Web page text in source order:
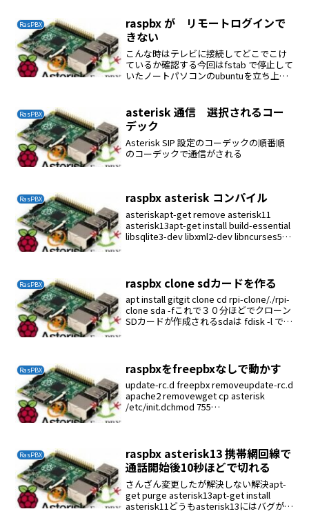
RasPBX
raspbx が リモートログインで
きない
こんな時はテレビに接続してどこでこけ
ているか確認する今回はfstab で停止して
いたノートパソコンのubuntuを立ち上げ
RasPBX
asterisk 通信 選択されるコー
デック
Asterisk SIP 設定のコーデックの順番順
のコーデックで通信がされる
RasPBX raspbx asterisk コンパイル
asteriskapt-get remove asterisk11
asterisk13apt-get install build-essential
libsqlite3-dev libxml2-dev libncurses5-
RasPBX raspbx clone sdカードを作る
apt install gitgit clone cd rpi-clone/./rpi-
clone sda -fこれで３０分ほどでクローン
SDカードが作成されるsdaは fdisk -l で確
RasPBX raspbxをfreepbxなしで動かす
update-rc.d freepbx removeupdate-rc.d
apache2 removewget cp asterisk
/etc/init.dchmod 755
RasPBX
raspbx asterisk13 携帯網回線で
通話開始後10秒ほどで切れる
さんざん変更したが解決しない解決apt-
get purge asterisk13apt-get install
asterisk11どうもasterisk13にはバグが潜